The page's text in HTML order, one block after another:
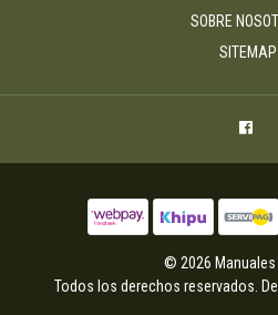
SOBRE
SITEMAP
© 2026 Manuales
Todos los derechos reservados.